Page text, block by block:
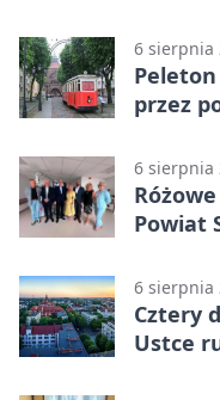
6 sierpnia
przez
6 sierpnia
Powiat
6 sierpnia
Cztery
Ustce